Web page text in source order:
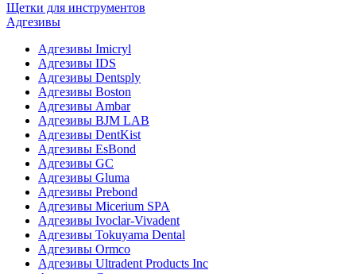
Щетки для инструментов
Адгезивы
Адгезивы Imicryl
Адгезивы IDS
Адгезивы Dentsply
Адгезивы Boston
Адгезивы Ambar
Адгезивы BJM LAB
Адгезивы DentKist
Адгезивы EsBond
Адгезивы GC
Адгезивы Gluma
Адгезивы Prebond
Адгезивы Micerium SPA
Адгезивы Ivoclar-Vivadent
Адгезивы Tokuyama Dental
Адгезивы Ormco
Адгезивы Ultradent Products Inc